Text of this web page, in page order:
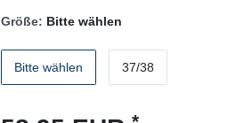
Größe: Bitte wählen
Bitte wählen 37/38